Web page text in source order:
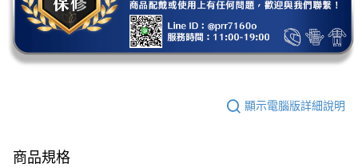
顯示電腦版詳細說明
商品規格